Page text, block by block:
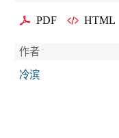
PDF HTML
作者
冷滨